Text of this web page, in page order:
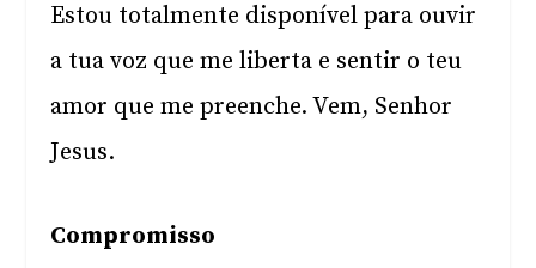
Estou totalmente disponível para ouvir
a tua voz que me liberta e sentir o teu
amor que me preenche. Vem, Senhor
Jesus.
Compromisso